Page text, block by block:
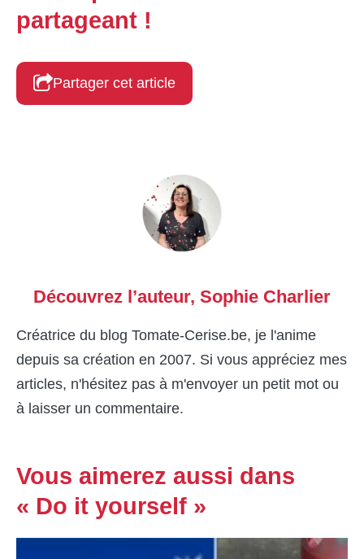
partageant !
Partager cet article
Découvrez l’auteur, Sophie Charlier
Créatrice du blog Tomate-Cerise.be, je l'anime
depuis sa création en 2007. Si vous appréciez mes
articles, n'hésitez pas à m'envoyer un petit mot ou
à laisser un commentaire.
Vous aimerez aussi dans
« Do it yourself »